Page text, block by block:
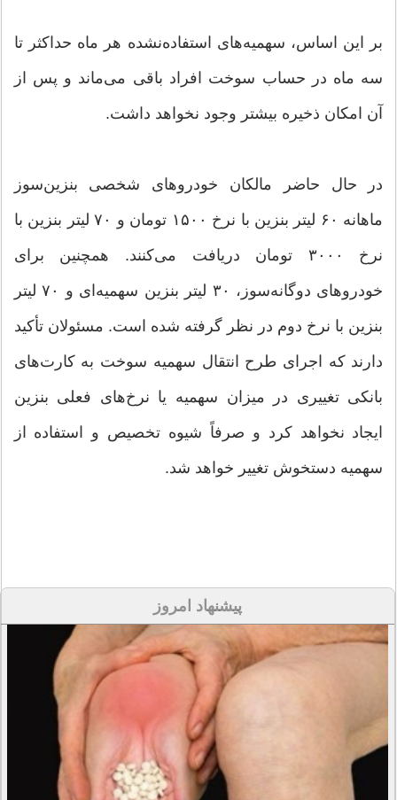
بر این اساس، سهمیه‌های استفاده‌نشده هر ماه حداکثر تا
سه ماه در حساب سوخت افراد باقی می‌ماند و پس از
آن امکان ذخیره بیشتر وجود نخواهد داشت.
در حال حاضر مالکان خودروهای شخصی بنزین‌سوز
ماهانه ۶۰ لیتر بنزین با نرخ ۱۵۰۰ تومان و ۷۰ لیتر بنزین با
نرخ ۳۰۰۰ تومان دریافت می‌کنند. همچنین برای
خودروهای دوگانه‌سوز، ۳۰ لیتر بنزین سهمیه‌ای و ۷۰ لیتر
بنزین با نرخ دوم در نظر گرفته شده است. مسئولان تأکید
دارند که اجرای طرح انتقال سهمیه سوخت به کارت‌های
بانکی تغییری در میزان سهمیه یا نرخ‌های فعلی بنزین
ایجاد نخواهد کرد و صرفاً شیوه تخصیص و استفاده از
سهمیه دستخوش تغییر خواهد شد.
پیشنهاد امروز